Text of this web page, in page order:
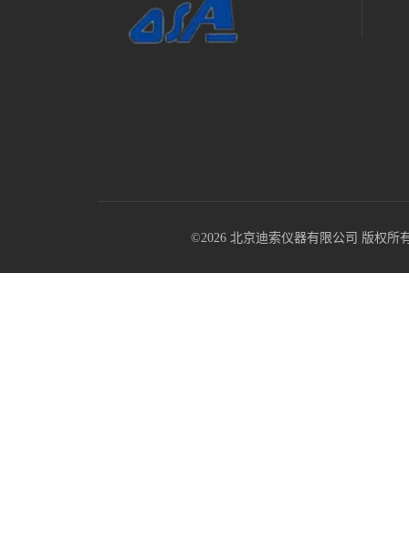
©2026 北京迪索仪器有限公司 版权所